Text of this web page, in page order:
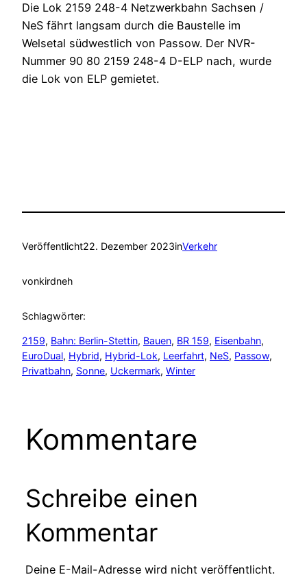
Die Lok 2159 248-4 Netzwerkbahn Sachsen /
NeS fährt langsam durch die Baustelle im
Welsetal südwestlich von Passow. Der NVR-
Nummer 90 80 2159 248-4 D-ELP nach, wurde
die Lok von ELP gemietet.
Veröffentlicht22. Dezember 2023inVerkehr
vonkirdneh
Schlagwörter:
2159, Bahn: Berlin-Stettin, Bauen, BR 159, Eisenbahn
EuroDual, Hybrid, Hybrid-Lok, Leerfahrt, NeS, Passow
Privatbahn, Sonne, Uckermark, Winter
Kommentare
Schreibe einen
Kommentar
Deine E-Mail-Adresse wird nicht veröffentlicht.